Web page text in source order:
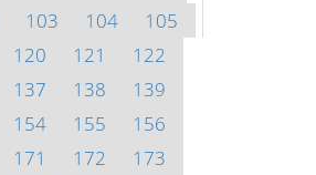
103 104
105
120 121
122
137 138
139
154 155
156
171 172
173